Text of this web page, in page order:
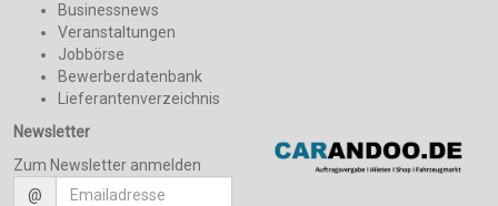
Businessnews
Veranstaltungen
Jobbörse
Bewerberdatenbank
Lieferantenverzeichnis
Newsletter
Zum Newsletter anmelden
@